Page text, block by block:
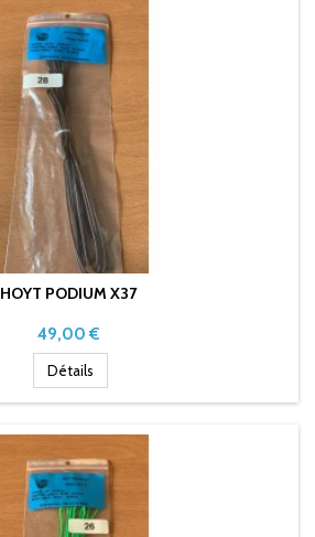
HOYT PODIUM X37
Prix
49,00 €
Détails